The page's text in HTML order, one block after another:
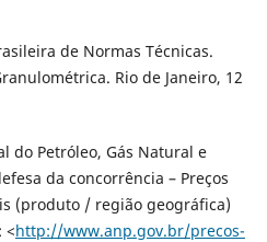
de Normas Técnicas.
Rio de Janeiro, 12
do Petróleo, Gás Natural e
da concorrência – Preços
(produto / região geográfica)
<http://www.anp.gov.br/precos-